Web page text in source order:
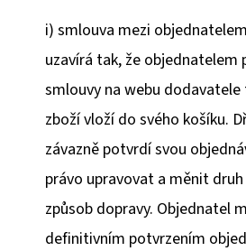
i) smlouva mezi
uzavírá tak, že objednatelem
smlouvy na webu
zboží vloží do svého košíku.
závazně potvrdí svou
právo upravovat a měnit
způsob dopravy. Objednatel
definitivním potvrzením